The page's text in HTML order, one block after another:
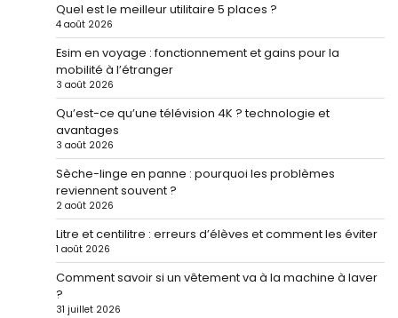
Quel est le meilleur utilitaire 5 places ?
4 août 2026
Esim en voyage : fonctionnement et gains pour la
mobilité à l’étranger
3 août 2026
Qu’est-ce qu’une télévision 4K ? technologie et
avantages
3 août 2026
Sèche-linge en panne : pourquoi les problèmes
reviennent souvent ?
2 août 2026
Litre et centilitre : erreurs d’élèves et comment les éviter
1 août 2026
Comment savoir si un vêtement va à la machine à laver
?
31 juillet 2026